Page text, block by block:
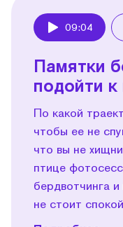
09:04
Памятки
подойти к
По какой
чтобы ее не
что вы не
птице
бердвотчинга
не стоит